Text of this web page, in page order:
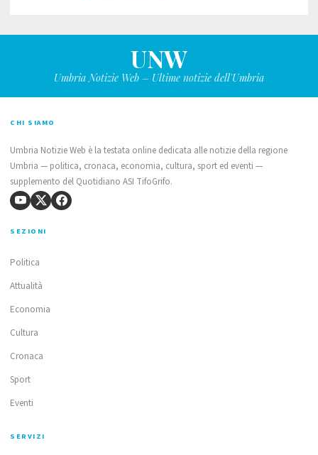
UNW
Umbria Notizie Web – Ultime notizie dell'Umbria
CHI SIAMO
Umbria Notizie Web è la testata online dedicata alle notizie della regione
Umbria — politica, cronaca, economia, cultura, sport ed eventi —
supplemento del Quotidiano ASI TifoGrifo.
SEZIONI
Politica
Attualità
Economia
Cultura
Cronaca
Sport
Eventi
SERVIZI